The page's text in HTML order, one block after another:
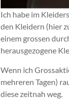
Ich habe im
den Kleidern (hier
einem grossen
herausgezogene
Wenn ich
mehreren Tagen)
diese zeitnah weg.